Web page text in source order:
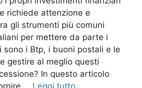
richiede attenzione e
gli strumenti più comuni
per mettere da parte i
sono i Btp, i buoni postali e le
gestire al meglio questi
In questo articolo
… Leggi tutto